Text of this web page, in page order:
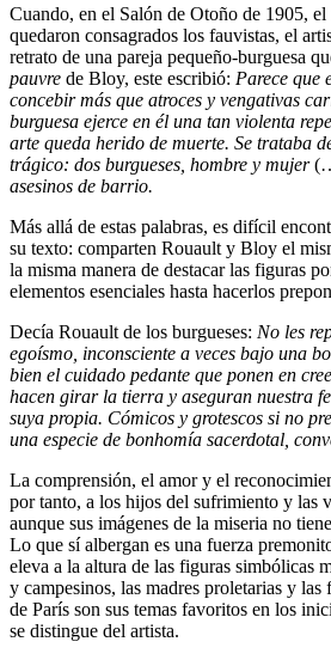
Cuando, en el Salón de Otoño de 1905,
quedaron consagrados los fauvistas, el
retrato de una pareja pequeño-burguesa
pauvre de Bloy, este escribió: Parece que
concebir más que atroces y vengativas
burguesa ejerce en él una tan violenta
arte queda herido de muerte. Se trataba
trágico: dos burgueses, hombre y mujer
asesinos de barrio.
Más allá de estas palabras, es difícil
su texto: comparten Rouault y Bloy el
la misma manera de destacar las figuras
elementos esenciales hasta hacerlos
Decía Rouault de los burgueses: No les
egoísmo, inconsciente a veces bajo una
bien el cuidado pedante que ponen en
hacen girar la tierra y aseguran nuestra
suya propia. Cómicos y grotescos si no
una especie de bonhomía sacerdotal,
La comprensión, el amor y el
por tanto, a los hijos del sufrimiento y las
aunque sus imágenes de la miseria no
Lo que sí albergan es una fuerza
eleva a la altura de las figuras simbólicas
y campesinos, las madres proletarias y
de París son sus temas favoritos en los
se distingue del artista.